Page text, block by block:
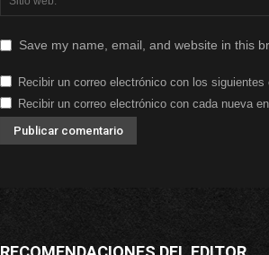
Save my name, email, and website in this
Recibir un correo electrónico con los siguientes
Recibir un correo electrónico con cada nueva